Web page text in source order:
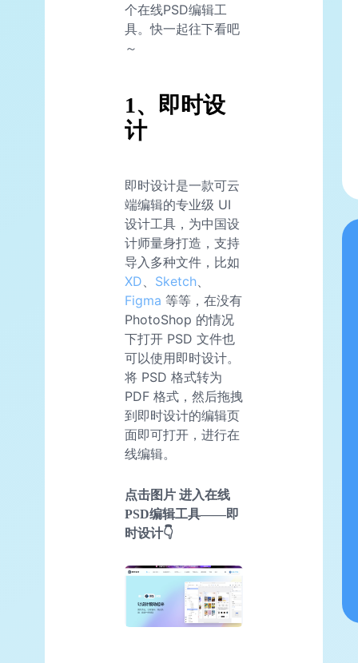
个在线PSD编辑工
具。快一起往下看吧
～
1、即时设
计
即时设计是一款可云
端编辑的专业级 UI
设计工具，为中国设
计师量身打造，支持
导入多种文件，比如
XD、 Sketch、
Figma 等等，在没有
PhotoShop 的情况
下打开 PSD 文件也
可以使用即时设计。
将 PSD 格式转为
PDF 格式，然后拖拽
到即时设计的编辑页
面即可打开，进行在
线编辑。
点击图片 进入在线
PSD编辑工具——即
时设计👇